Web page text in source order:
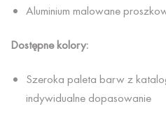
Aluminium malowane
Dostępne kolory:
Szeroka paleta barw z
indywidualne dopasowanie